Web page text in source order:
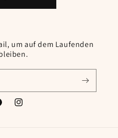
um auf dem Laufenden
Instagram